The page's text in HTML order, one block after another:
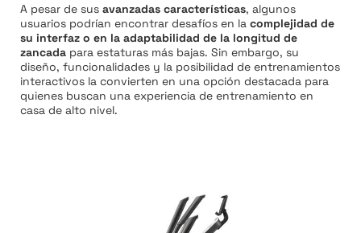
A pesar de sus avanzadas características, algunos
usuarios podrían encontrar desafíos en la complejidad de
su interfaz o en la adaptabilidad de la longitud de
zancada para estaturas más bajas. Sin embargo, su
diseño, funcionalidades y la posibilidad de entrenamientos
interactivos la convierten en una opción destacada para
quienes buscan una experiencia de entrenamiento en
casa de alto nivel.